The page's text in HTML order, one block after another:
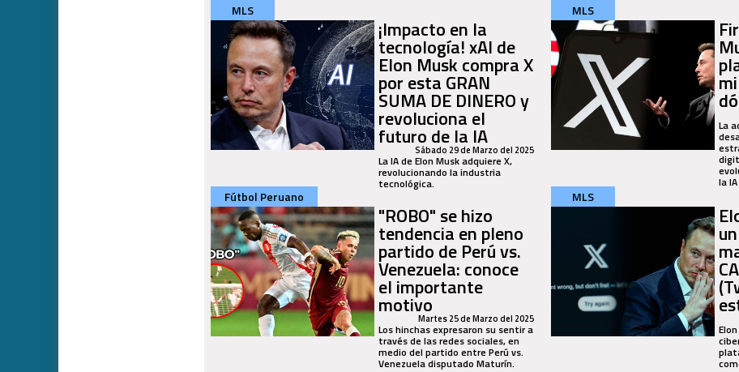
MLS
¡Impacto en la
tecnología! xAI de
Elon Musk compra X
por esta GRAN
SUMA DE DINERO y
revoluciona el
futuro de la IA
Sábado 29 de Marzo del 2025
La IA de Elon Musk adquiere X,
revolucionando la industria
tecnológica.
MLS
La
la
Fútbol Peruano
"ROBO" se hizo
tendencia en pleno
partido de Perú vs.
Venezuela: conoce
el importante
motivoMartes 25 de Marzo del 2025
Los hinchas expresaron su sentir a
través de las redes sociales, en
medio del partido entre Perú vs.
Venezuela disputado Maturín.
MLS